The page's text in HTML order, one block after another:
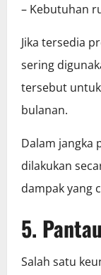
– Kebutuhan
Jika tersedia
sering
tersebut
bulanan.
Dalam jangka
dilakukan
dampak yang
5.
Salah satu